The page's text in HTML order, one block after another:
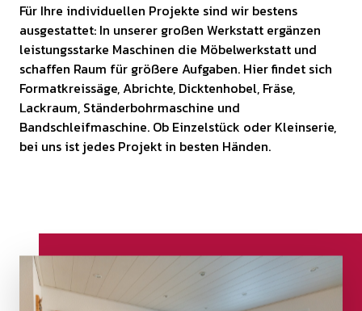
Für Ihre individuellen Projekte sind wir bestens
ausgestattet: In unserer großen Werkstatt ergänzen
leistungsstarke Maschinen die Möbelwerkstatt und
schaffen Raum für größere Aufgaben. Hier findet sich
Formatkreissäge, Abrichte, Dicktenhobel, Fräse,
Lackraum, Ständerbohrmaschine und
Bandschleifmaschine. Ob Einzelstück oder Kleinserie,
bei uns ist jedes Projekt in besten Händen.